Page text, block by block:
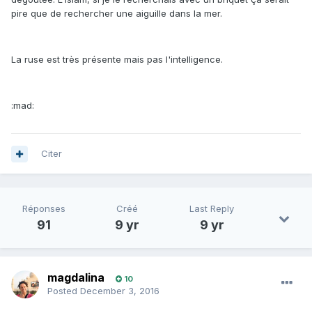
pire que de rechercher une aiguille dans la mer.
La ruse est très présente mais pas l'intelligence.
:mad:
Citer
Réponses
91
Créé
9 yr
Last Reply
9 yr
magdalina 10
Posted December 3, 2016